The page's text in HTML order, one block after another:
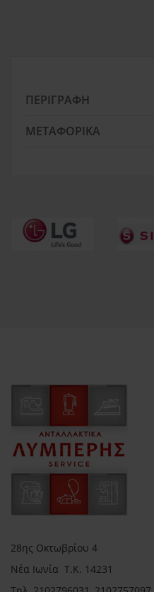
ΠΕΡΙΓΡΑΦΉ
ΜΕΤΑΦΟΡΙΚΆ
28ης Οκτωβρίου 4
Νέα Ιωνία Τ.Κ. 14231